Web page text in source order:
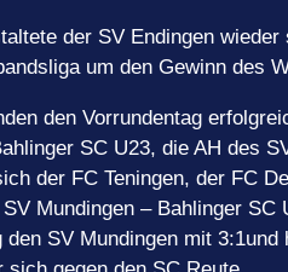
der SV Endingen
um den Gewinn des
den Vorrundentag
SC U23, die AH des
der FC Teningen, der FC
Mundingen – Bahlinger
den SV Mundingen mit